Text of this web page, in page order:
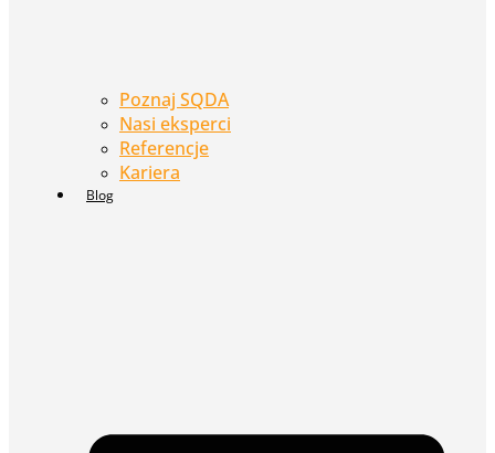
Poznaj SQDA
Nasi eksperci
Referencje
Kariera
Blog